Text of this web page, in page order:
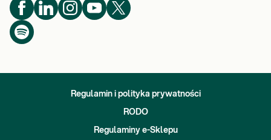
Regulamin i polityka prywatności
RODO
Regulaminy e-Sklepu